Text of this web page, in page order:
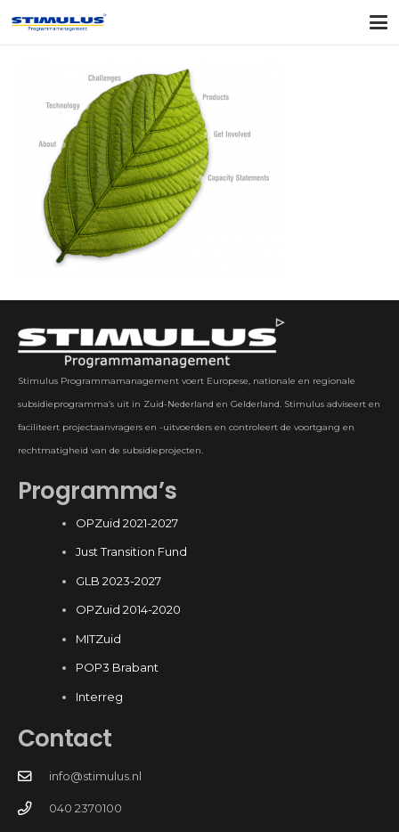
Stimulus Programmamanagement voert Europese, nationale en regionale
subsidieprogramma’s uit in Zuid-Nederland en Gelderland. Stimulus adviseert en
faciliteert projectaanvragers en -uitvoerders en controleert de voortgang en
rechtmatigheid van de subsidieprojecten.
Programma’s
OPZuid 2021-2027
Just Transition Fund
GLB 2023-2027
OPZuid 2014-2020
MITZuid
POP3 Brabant
Interreg
Contact
info@stimulus.nl
040 2370100